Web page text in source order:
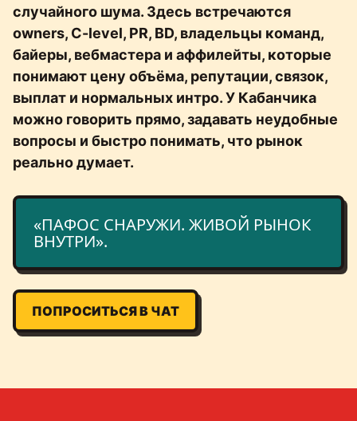
случайного шума. Здесь встречаются
owners, C-level, PR, BD, владельцы команд,
байеры, вебмастера и аффилейты, которые
понимают цену объёма, репутации, связок,
выплат и нормальных интро. У Кабанчика
можно говорить прямо, задавать неудобные
вопросы и быстро понимать, что рынок
реально думает.
«ПАФОС СНАРУЖИ. ЖИВОЙ РЫНОК
ВНУТРИ».
ПОПРОСИТЬСЯ В ЧАТ